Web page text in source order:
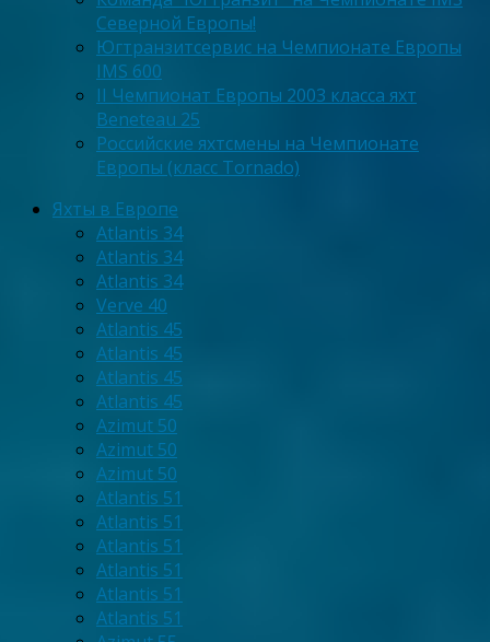
Северной Европы!
Югтранзитсервис на Чемпионате Европы
IMS 600
II Чемпионат Европы 2003 класса яхт
Beneteau 25
Российские яхтсмены на Чемпионате
Европы (класс Tornado)
Яхты в Европе
Atlantis 34
Atlantis 34
Atlantis 34
Verve 40
Atlantis 45
Atlantis 45
Atlantis 45
Atlantis 45
Azimut 50
Azimut 50
Azimut 50
Atlantis 51
Atlantis 51
Atlantis 51
Atlantis 51
Atlantis 51
Atlantis 51